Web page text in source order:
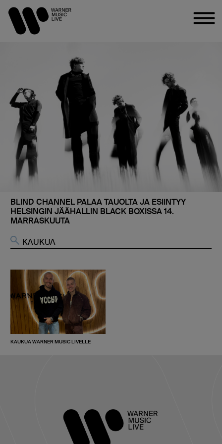
BLIND CHANNEL PALAA TAUOLTA JA ESIINTYY
HELSINGIN JÄÄHALLIN BLACK BOXISSA 14.
MARRASKUUTA
KAUKUA WARNER MUSIC LIVELLE